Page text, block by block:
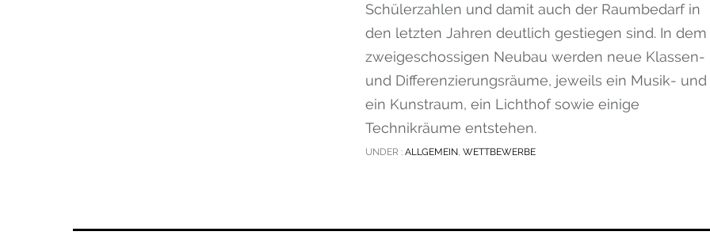
Schülerzahlen und damit auch der Raumbedarf in
den letzten Jahren deutlich gestiegen sind. In dem
zweigeschossigen Neubau werden neue Klassen-
und Differenzierungsräume, jeweils ein Musik- und
ein Kunstraum, ein Lichthof sowie einige
Technikräume entstehen.
UNDER : ALLGEMEIN, WETTBEWERBE